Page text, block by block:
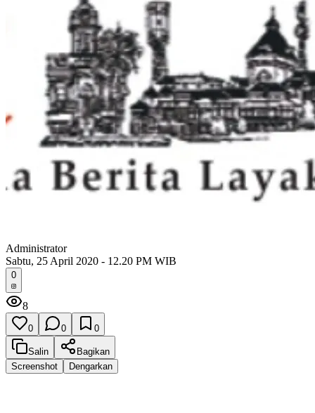
Administrator
Sabtu, 25 April 2020 - 12.20 PM WIB
0
8
0 0 0
Salin
Bagikan
Screenshot
Dengarkan